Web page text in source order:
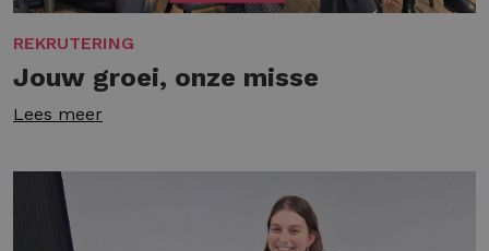
REKRUTERING
Jouw groei, onze misse
Lees meer